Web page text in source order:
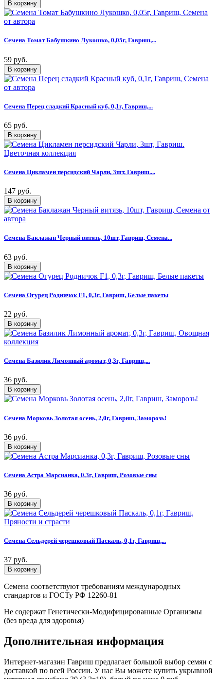
Семена Томат Бабушкино Лукошко, 0,05г, Гавриш,...
59 руб.
Семена Перец сладкий Красный куб, 0,1г, Гавриш,...
65 руб.
Семена Цикламен персидский Чарли, 3шт, Гавриш....
147 руб.
Семена Баклажан Черный витязь, 10шт, Гавриш, Семена...
63 руб.
Семена Огурец Родничок F1, 0,3г, Гавриш, Белые пакеты
22 руб.
Семена Базилик Лимонный аромат, 0,3г, Гавриш,...
36 руб.
Семена Морковь Золотая осень, 2,0г, Гавриш, Заморозь!
36 руб.
Семена Астра Марсианка, 0,3г, Гавриш, Розовые сны
36 руб.
Семена Сельдерей черешковый Паскаль, 0,1г, Гавриш,...
37 руб.
Семена соответствуют требованиям международных
стандартов и ГОСТу РФ 12260-81
Не содержат Генетически-Модифицированные Организмы
(без вреда для здоровья)
Дополнительная информация
Интернет-магазин Гавриш предлагает большой выбор семян с
доставкой по всей России. У нас Вы можете купить укрывной